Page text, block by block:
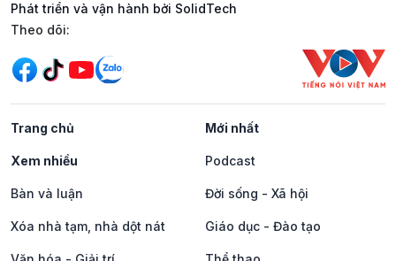
Phát triển và vận hành bởi SolidTech
Mạng xã hội
Theo dõi:
Trang chủ Mới nhất
Xem nhiều Podcast
Bàn và luận Đời sống - Xã hội
Xóa nhà tạm, nhà dột nát Giáo dục - Đào tạo